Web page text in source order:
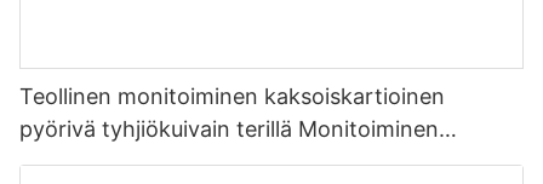
Teollinen monitoiminen kaksoiskartioinen
pyörivä tyhjiökuivain terillä Monitoiminen
kuivausyksikkö terillä